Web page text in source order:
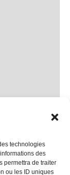
technologies
des
permettra de traiter
ou les ID uniques